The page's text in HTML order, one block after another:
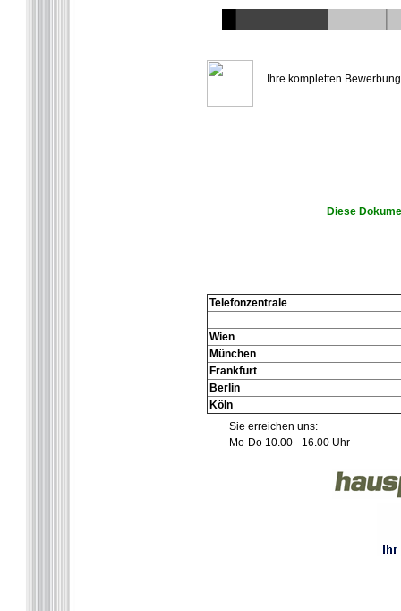
Ihre kompletten
Diese
Telefonzentrale
Wien
München
Frankfurt
Berlin
Köln
Sie erreichen uns:
Mo-Do 10.00 - 16.00 Uhr